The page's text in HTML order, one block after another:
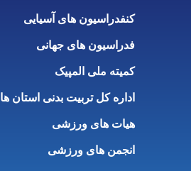
کنفدراسیون های آسیایی
فدراسیون های جهانی
کمیته ملی المپیک
اداره کل تربیت بدنی استان ها
هیات های ورزشی
انجمن های ورزشی